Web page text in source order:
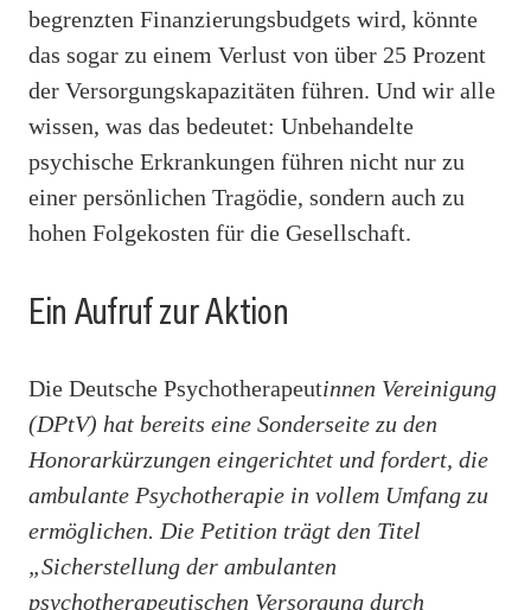
begrenzten Finanzierungsbudgets wird, könnte
das sogar zu einem Verlust von über 25 Prozent
der Versorgungskapazitäten führen. Und wir alle
wissen, was das bedeutet: Unbehandelte
psychische Erkrankungen führen nicht nur zu
einer persönlichen Tragödie, sondern auch zu
hohen Folgekosten für die Gesellschaft.
Ein Aufruf zur Aktion
Die Deutsche Psychotherapeutinnen Vereinigung
(DPtV) hat bereits eine Sonderseite zu den
Honorarkürzungen eingerichtet und fordert, die
ambulante Psychotherapie in vollem Umfang zu
ermöglichen. Die Petition trägt den Titel
„Sicherstellung der ambulanten
psychotherapeutischen Versorgung durch